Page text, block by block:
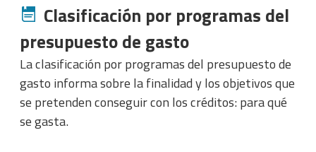
Clasificación por programas del
presupuesto de gasto
La clasificación por programas del presupuesto de
gasto informa sobre la finalidad y los objetivos que
se pretenden conseguir con los créditos: para qué
se gasta.